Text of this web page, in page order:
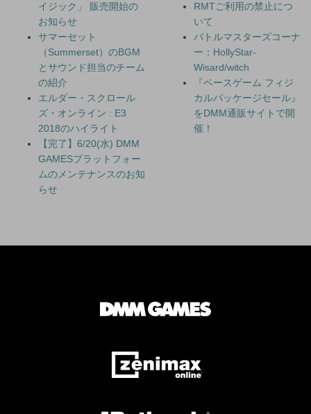
イジック」 販売開始の
お知らせ
サマーセット
（Summerset）のBGM
とサウンド担当のチーム
の紹介
エルダー・スクロール
ズ・オンライン : E3
2018のハイライト
【完了】6/20(水) DMM
GAMESプラットフォー
ムのメンテナンスのお知
らせ
RMTご利用の禁止につ
いて
バトルマスターズコーナ
ー：HollyStar-
Wisard/witch
『ベースゲーム フィジ
カルパッケージセール』
をDMM通販サイトで開
催！